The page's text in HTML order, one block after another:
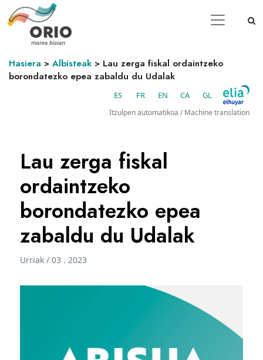
Hasiera > Albisteak > Lau zerga fiskal ordaintzeko
borondatezko epea zabaldu du Udalak
ES FR EN CA GL
Itzulpen automatikoa / Machine translation
Lau zerga fiskal
ordaintzeko
borondatezko epea
zabaldu du Udalak
Urriak / 03 . 2023